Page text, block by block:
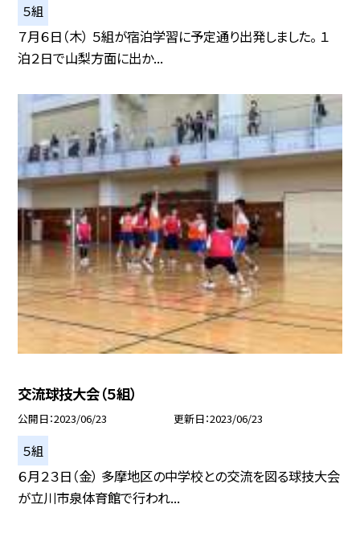
５組
７月６日（木） ５組が宿泊学習に予定通り出発しました。 １
泊２日で山梨方面に出か...
交流球技大会（５組）
公開日 2023/06/23 更新日 2023/06/23
５組
６月２３日（金） 多摩地区の中学校との交流を図る球技大会
が立川市泉体育館で行われ...